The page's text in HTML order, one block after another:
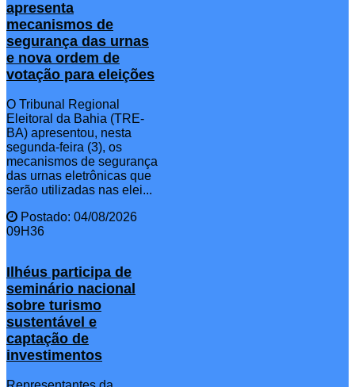
apresenta
mecanismos de
segurança das urnas
e nova ordem de
votação para eleições
O Tribunal Regional
Eleitoral da Bahia (TRE-
BA) apresentou, nesta
segunda-feira (3), os
mecanismos de segurança
das urnas eletrônicas que
serão utilizadas nas elei...
Postado: 04/08/2026
09H36
Ilhéus participa de
seminário nacional
sobre turismo
sustentável e
captação de
investimentos